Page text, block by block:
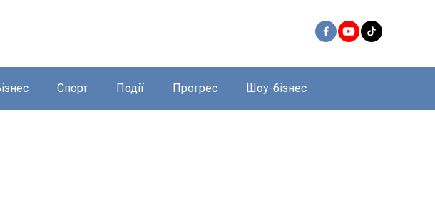
Спорт Події Прогрес Шоу-бізнес